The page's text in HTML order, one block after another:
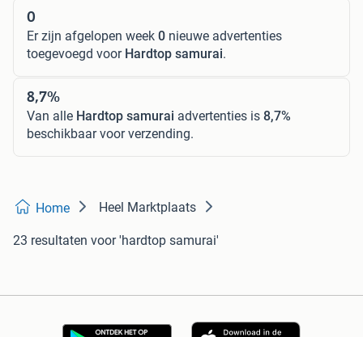
0
Er zijn afgelopen week 0 nieuwe advertenties
toegevoegd voor Hardtop samurai.
8,7%
Van alle Hardtop samurai advertenties is 8,7%
beschikbaar voor verzending.
Home Heel Marktplaats
23 resultaten voor 'hardtop samurai'